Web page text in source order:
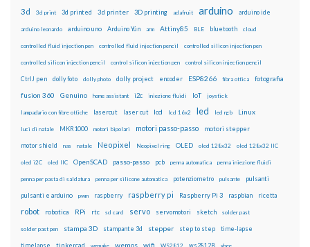
3d 3d print 3d printed 3d printer 3D printing adafruit arduino arduino ide
arduino leonardo arduino uno Arduino Yún arm Attiny85 BLE bluetooth cloud
controlled fluid injection pen controlled fluid injection pencil controlled silicon injection pen
controlled silicon injection pencil control silicon injection pen control silicon injection pencil
CtrlJ pen dolly foto dolly photo dolly project encoder ESP8266 fibra ottica fotografia
fusion 360 Genuino home assistant i2c iniezione fluidi IoT joystick
lampadario con fibre ottiche lasercut laser cut lcd lcd 16x2 led led rgb Linux
luci di natale MKR1000 motori bipolari motori passo-passo motori stepper
motor shield nas natale Neopixel Neopixel ring OLED oled 128x32 oled 128x32 IIC
oled i2C oled IIC OpenSCAD passo-passo pcb penna automatica penna iniezione fluidi
penna per pasta di saldatura penna per silicone automatica potenziometro pulsante pulsanti
pulsanti e arduino pwm raspberry raspberry pi Raspberry Pi 3 raspbian ricetta
robot robotica RPi rtc sd card servo servomotori sketch solder past
solder past pen stampa 3D stampante 3d stepper step to step time-lapse
tinkercad wemos wifi ws2812B